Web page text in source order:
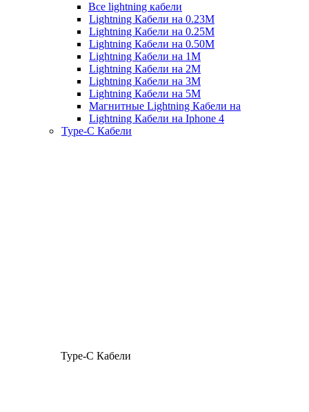
Все lightning кабели
Lightning Кабели на 0.23М
Lightning Кабели на 0.25М
Lightning Кабели на 0.50М
Lightning Кабели на 1М
Lightning Кабели на 2М
Lightning Кабели на 3М
Lightning Кабели на 5М
Магнитные Lightning Кабели на
Lightning Кабели на Iphone 4
Type-C Кабели
Type-C Кабели